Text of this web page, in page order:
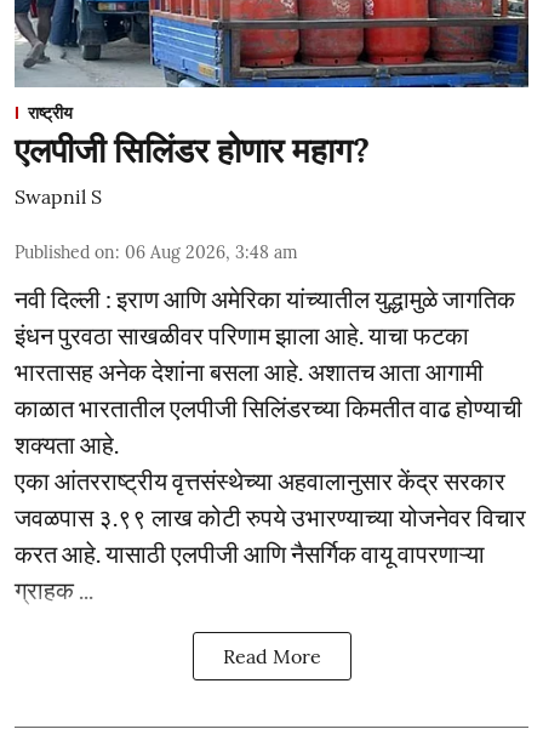
राष्ट्रीय
एलपीजी सिलिंडर होणार महाग?
Swapnil S
Published on: 06 Aug 2026, 3:48 am
नवी दिल्ली : इराण आणि अमेरिका यांच्यातील युद्धामुळे जागतिक
इंधन पुरवठा साखळीवर परिणाम झाला आहे. याचा फटका
भारतासह अनेक देशांना बसला आहे. अशातच आता आगामी
काळात भारतातील एलपीजी सिलिंडरच्या किमतीत वाढ होण्याची
शक्यता आहे.
एका आंतरराष्ट्रीय वृत्तसंस्थेच्या अहवालानुसार केंद्र सरकार
जवळपास ३.९९ लाख कोटी रुपये उभारण्याच्या योजनेवर विचार
करत आहे. यासाठी एलपीजी आणि नैसर्गिक वायू वापरणाऱ्या
ग्राहक ...
Read More